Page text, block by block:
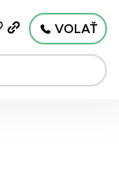
VOLAŤ